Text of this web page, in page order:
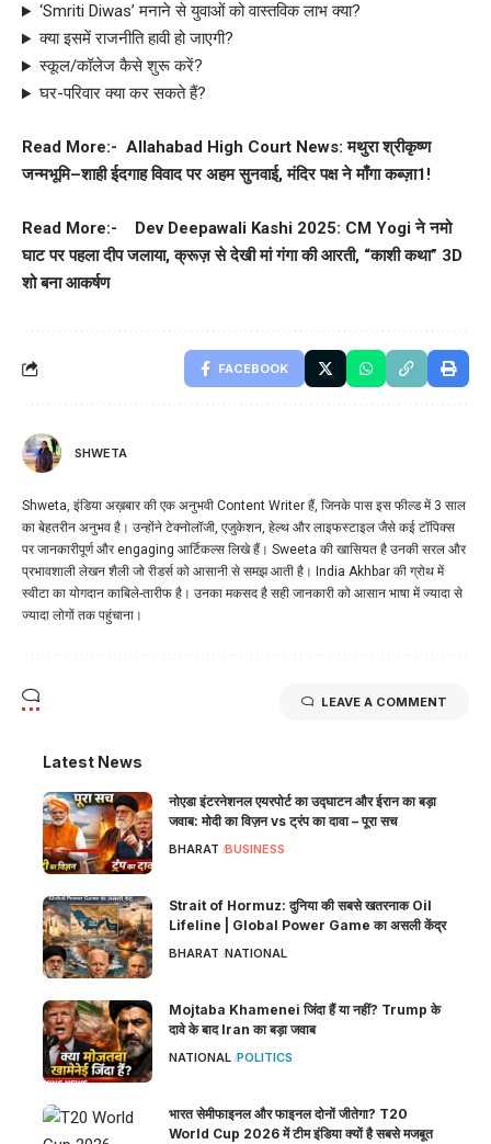
‘Smriti Diwas’ मनाने से युवाओं को वास्तविक लाभ क्या?
क्या इसमें राजनीति हावी हो जाएगी?
स्कूल/कॉलेज कैसे शुरू करें?
घर-परिवार क्या कर सकते हैं?
Read More:- Allahabad High Court News: मथुरा श्रीकृष्ण
जन्मभूमि–शाही ईदगाह विवाद पर अहम सुनवाई, मंदिर पक्ष ने माँगा कब्ज़ा1!
Read More:-
Dev Deepawali Kashi 2025: CM Yogi ने नमो
घाट पर पहला दीप जलाया, क्रूज़ से देखी मां गंगा की आरती, “काशी कथा” 3D
शो बना आकर्षण
FACEBOOK
SHWETA
Shweta, इंडिया अख़बार की एक अनुभवी Content Writer हैं, जिनके पास इस फील्ड में 3 साल
का बेहतरीन अनुभव है। उन्होंने टेक्नोलॉजी, एजुकेशन, हेल्थ और लाइफस्टाइल जैसे कई टॉपिक्स
पर जानकारीपूर्ण और engaging आर्टिकल्स लिखे हैं। Sweeta की खासियत है उनकी सरल और
प्रभावशाली लेखन शैली जो रीडर्स को आसानी से समझ आती है। India Akhbar की ग्रोथ में
स्वीटा का योगदान काबिले-तारीफ है। उनका मकसद है सही जानकारी को आसान भाषा में ज्यादा से
ज्यादा लोगों तक पहुंचाना।
LEAVE A COMMENT
Latest News
नोएडा इंटरनेशनल एयरपोर्ट का उद्घाटन और ईरान का बड़ा
जवाब: मोदी का विज़न vs ट्रंप का दावा – पूरा सच
BHARAT BUSINESS
Strait of Hormuz: दुनिया की सबसे खतरनाक Oil
Lifeline | Global Power Game का असली केंद्र
BHARAT NATIONAL
Mojtaba Khamenei जिंदा हैं या नहीं? Trump के
दावे के बाद Iran का बड़ा जवाब
NATIONAL POLITICS
भारत सेमीफाइनल और फाइनल दोनों जीतेगा? T20
World Cup 2026 में टीम इंडिया क्यों है सबसे मजबूत